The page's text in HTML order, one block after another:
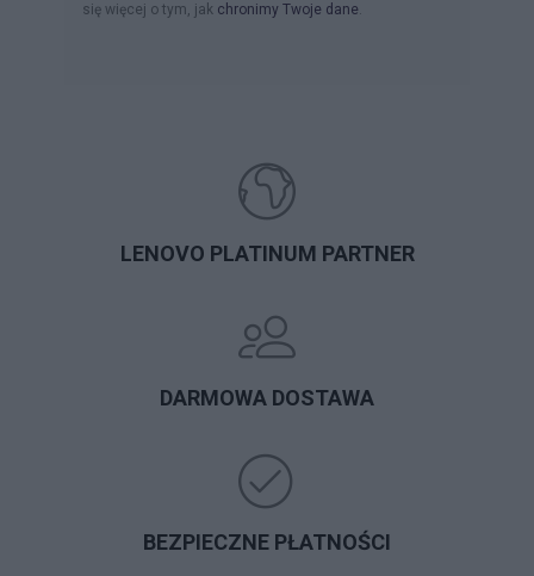
się więcej o tym, jak chronimy Twoje dane.
LENOVO PLATINUM PARTNER
DARMOWA DOSTAWA
BEZPIECZNE PŁATNOŚCI